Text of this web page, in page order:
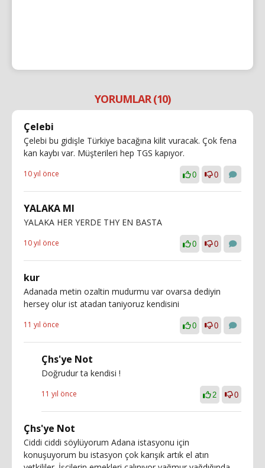
YORUMLAR (10)
Çelebi
Çelebi bu gidişle Türkiye bacağına kilit vuracak. Çok fena
kan kaybı var. Müşterileri hep TGS kapıyor.
10 yıl önce 0 0
YALAKA MI
YALAKA HER YERDE THY EN BASTA
10 yıl önce 0 0
kur
Adanada metin ozaltin mudurmu var ovarsa dediyin
hersey olur ist atadan taniyoruz kendisini
11 yıl önce 0 0
Çhs'ye Not
Doğrudur ta kendisi !
11 yıl önce 2 0
Çhs'ye Not
Ciddi ciddi söylüyorum Adana istasyonu için
konuşuyorum bu istasyon çok karışık artık el atın